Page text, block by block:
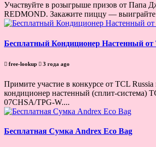
Участвуйте в розыгрыше призов от Папа
REDMOND. Закажите пиццу —
Бесплатный Кондиционер Настенный
free-lookup 3 года ago
Примите участие в конкурсе от TСL
кондиционер настенный (сплит-система)
07CHSA/TPG-W....
Бесплатная Сумка Andrex Eco Bag